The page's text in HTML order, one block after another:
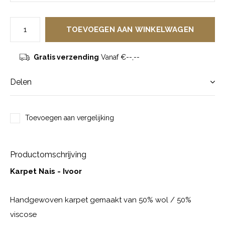
TOEVOEGEN AAN WINKELWAGEN
Gratis verzending Vanaf €--,--
Delen
Toevoegen aan vergelijking
Productomschrijving
Karpet Nais - Ivoor
Handgewoven karpet gemaakt van 50% wol / 50%
viscose